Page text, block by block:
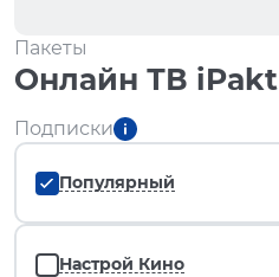
Пакеты
Онлайн ТВ iPakt
Подписки
Популярный
Настрой Кино